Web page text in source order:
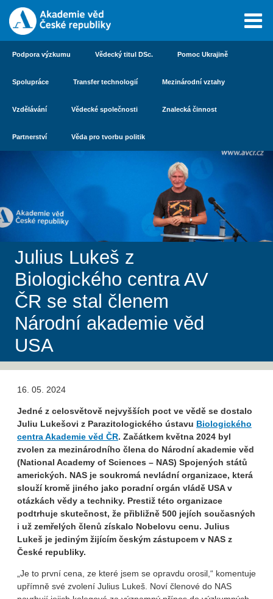
Podpora výzkumu Vědecký titul DSc. Pomoc Ukrajině
Spolupráce Transfer technologií Mezinárodní vztahy
Vzdělávání Vědecké společnosti Znalecká činnost
Partnerství Věda pro tvorbu politik
Julius Lukeš z
Biologického centra AV
ČR se stal členem
Národní akademie věd
USA
16. 05. 2024
Jedné z celosvětově nejvyšších poct ve vědě se dostalo
Juliu Lukešovi z Parazitologického ústavu Biologického
centra Akademie věd ČR. Začátkem května 2024 byl
zvolen za mezinárodního člena do Národní akademie věd
(National Academy of Sciences – NAS) Spojených států
amerických. NAS je soukromá nevládní organizace, která
slouží kromě jiného jako poradní orgán vládě USA v
otázkách vědy a techniky. Prestiž této organizace
podtrhuje skutečnost, že přibližně 500 jejích současných
i už zemřelých členů získalo Nobelovu cenu. Julius
Lukeš je jediným žijícím českým zástupcem v NAS z
České republiky.
„Je to první cena, ze které jsem se opravdu orosil,“ komentuje
upřímně své zvolení Julius Lukeš. Noví členové do NAS